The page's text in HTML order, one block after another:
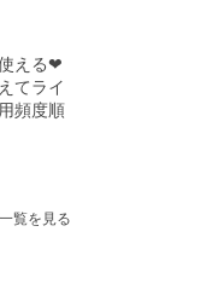
える❤
てライ
頻度順
覧を見る